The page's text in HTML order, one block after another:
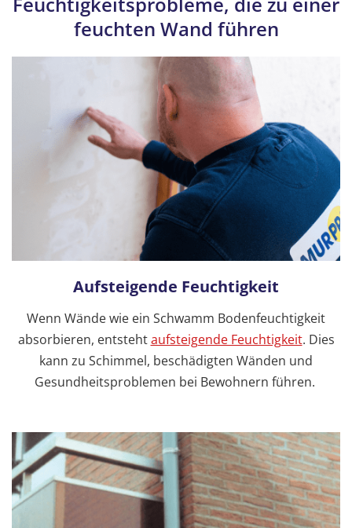
feuchten Wand führen
Aufsteigende Feuchtigkeit
Wenn Wände wie ein Schwamm Bodenfeuchtigkeit
absorbieren, entstehtaufsteigende Feuchtigkeit. Dies
kann zu Schimmel, beschädigten Wänden und
Gesundheitsproblemen bei Bewohnern führen.